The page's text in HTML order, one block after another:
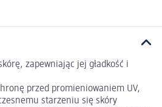
zapewniając jej gładkość i
przed promieniowaniem UV,
starzeniu się skóry